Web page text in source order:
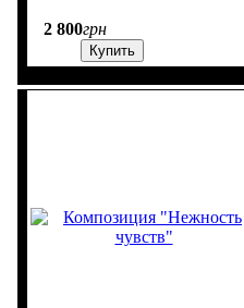
2 800грн
Купить